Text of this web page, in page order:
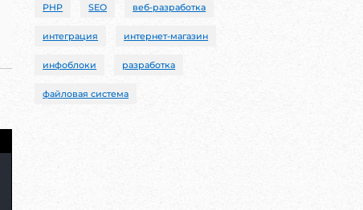
PHP SEO веб-разработка
интеграция интернет-магазин
инфоблоки разработка
файловая система